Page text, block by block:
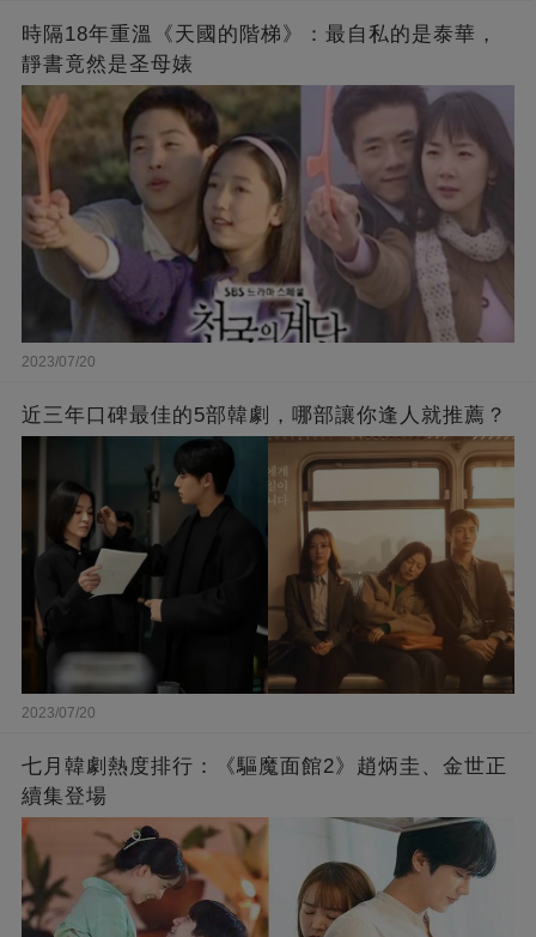
時隔18年重溫《天國的階梯》：最自私的是泰華，
靜書竟然是圣母婊
2023/07/20
近三年口碑最佳的5部韓劇，哪部讓你逢人就推薦？
2023/07/20
七月韓劇熱度排行：《驅魔面館2》趙炳圭、金世正
續集登場